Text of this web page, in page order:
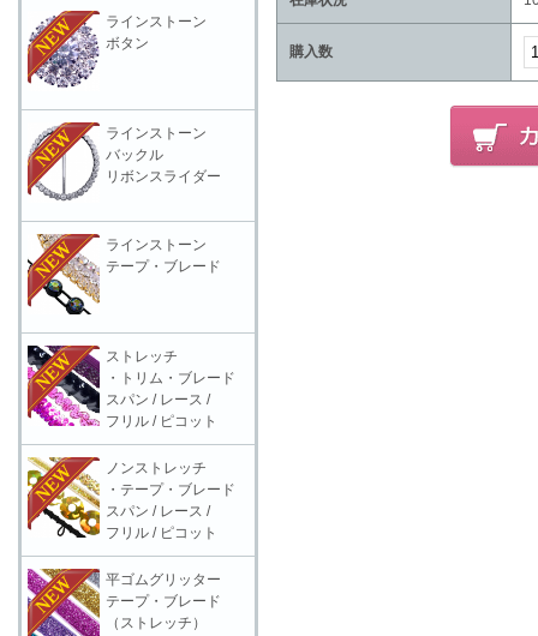
購入数
ラインストーン
ボタン
ラインストーン
バックル
リボンスライダー
ラインストーン
テープ・ブレード
ストレッチ
・トリム・ブレード
スパン / レース /
フリル / ピコット
ノンストレッチ
・テープ・ブレード
スパン / レース /
フリル / ピコット
平ゴムグリッター
テープ・ブレード
（ストレッチ）